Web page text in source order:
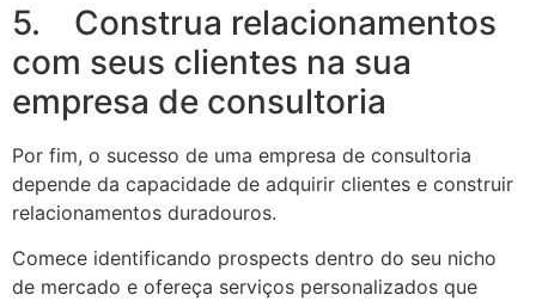
5. Construa relacionamentos
com seus clientes na sua
empresa de consultoria
Por fim, o sucesso de uma empresa de consultoria
depende da capacidade de adquirir clientes e construir
relacionamentos duradouros.
Comece identificando prospects dentro do seu nicho
de mercado e ofereça serviços personalizados que